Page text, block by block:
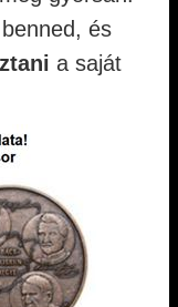
és
a saját